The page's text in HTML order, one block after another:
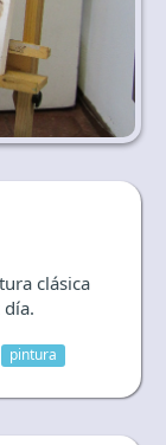
clásica
pintura